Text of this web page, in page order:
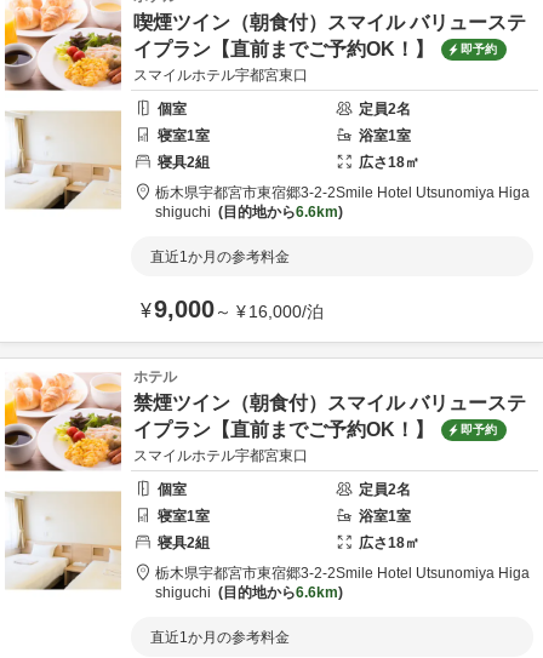
喫煙ツイン（朝食付）スマイル バリューステ
イプラン【直前までご予約OK！】
即予約
スマイルホテル宇都宮東口
個室
定員2名
寝室1室 浴室1室
寝具2組 広さ18㎡
栃木県宇都宮市東宿郷3-2-2Smile Hotel Utsunomiya Higa
shiguchi
目的地から6.6km
直近1か月の参考料金
¥9,000～ ¥16,000/泊
ホテル
禁煙ツイン（朝食付）スマイル バリューステ
イプラン【直前までご予約OK！】
即予約
スマイルホテル宇都宮東口
個室
定員2名
寝室1室 浴室1室
寝具2組 広さ18㎡
栃木県宇都宮市東宿郷3-2-2Smile Hotel Utsunomiya Higa
shiguchi
目的地から6.6km
直近1か月の参考料金